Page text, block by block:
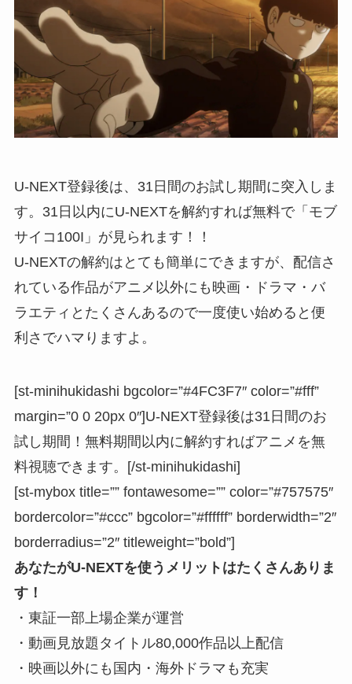
U-NEXT登録後は、31日間のお試し期間に突入しま
す。31日以内にU-NEXTを解約すれば無料で「モブ
サイコ100I」が見られます！！
U-NEXTの解約はとても簡単にできますが、配信さ
れている作品がアニメ以外にも映画・ドラマ・バ
ラエティとたくさんあるので一度使い始めると便
利さでハマりますよ。
[st-minihukidashi bgcolor=”#4FC3F7″ color=”#fff”
margin=”0 0 20px 0″]U-NEXT登録後は31日間のお
試し期間！無料期間以内に解約すればアニメを無
料視聴できます。[/st-minihukidashi]
[st-mybox title=”” fontawesome=”” color=”#757575″
bordercolor=”#ccc” bgcolor=”#ffffff” borderwidth=”2″
borderradius=”2″ titleweight=”bold”]
あなたがU-NEXTを使うメリットはたくさんありま
す！
・東証一部上場企業が運営
・動画見放題タイトル80,000作品以上配信
・映画以外にも国内・海外ドラマも充実